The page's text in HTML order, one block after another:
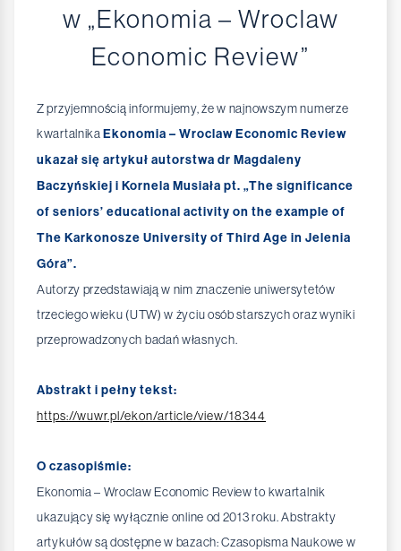
w „Ekonomia – Wroclaw
Economic Review”
Z przyjemnością informujemy, że w najnowszym numerze
kwartalnikaEkonomia – Wroclaw Economic Review
ukazał się artykuł autorstwa dr Magdaleny
Baczyńskiej i Kornela Musiała pt. „The significance
of seniors’ educational activity on the example of
The Karkonosze University of Third Age in Jelenia
Góra”.
Autorzy przedstawiają w nim znaczenie uniwersytetów
trzeciego wieku (UTW) w życiu osób starszych oraz wyniki
przeprowadzonych badań własnych.
Abstrakt i pełny tekst:
https://wuwr.pl/ekon/article/view/18344
O czasopiśmie:
Ekonomia – Wroclaw Economic Review to kwartalnik
ukazujący się wyłącznie online od 2013 roku. Abstrakty
artykułów są dostępne w bazach: Czasopisma Naukowe w